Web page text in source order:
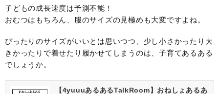
子どもの成長速度は予測不能！
おむつはもちろん、服のサイズの見極めも大変ですよね。
ぴったりのサイズがいいとは思いつつ、少し小さかったり大
きかったりで着せたり履かせてしまうのは、子育てあるある
でしょうか。
【4yuuuあるあるTalkRoom】おねしょあるあ